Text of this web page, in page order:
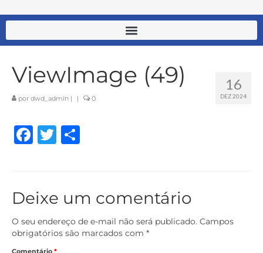
16
DEZ 2024
ViewImage (49)
por dwd_admin | | 0
Facebook
Twitter
Deixe um comentário
O seu endereço de e-mail não será publicado. Campos
obrigatórios são marcados com *